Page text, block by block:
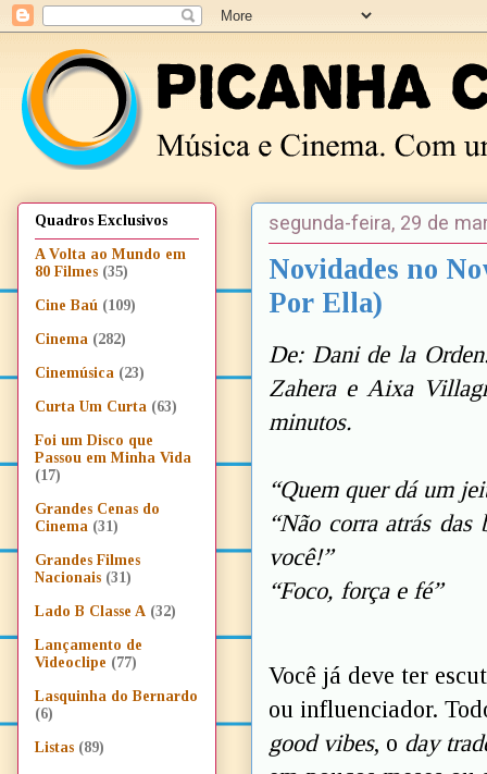
segunda-feira, 29 de
Novidades no
Por Ella)
De: Dani de la
Zahera e Aixa
minutos.
“Quem quer dá um
“Não corra atrás
você!”
“Foco, força e fé”
Você já deve ter
ou influenciador.
good vibes, o day
Quadros Exclusivos
A Volta ao Mundo em
80 Filmes (35)
Cine Baú (109)
Cinema (282)
Cinemúsica (23)
Curta Um Curta (63)
Foi um Disco que
Passou em Minha Vida
(17)
Grandes Cenas do
Cinema (31)
Grandes Filmes
Nacionais (31)
Lado B Classe A (32)
Lançamento de
Videoclipe (77)
Lasquinha do Bernardo
(6)
Listas (89)